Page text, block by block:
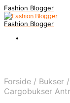
Fashion Blogger
Fashion Blogger
Forside / Bukser /
Cargobukser